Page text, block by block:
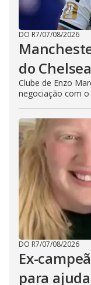
DO R7/07/08/2026
do
Clube de Enzo
negociação com
DO R7/07/08/2026
Ex-
para